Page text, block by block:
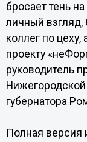
бросает тень
личный
коллег по цеху,
проекту
руководитель
Нижегородской
губернатора
Полная версия